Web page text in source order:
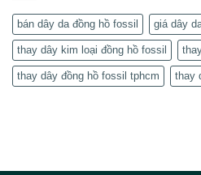
bán dây da đồng hồ fossil giá dây
thay dây kim loại đồng hồ fossil
thay dây đồng hồ fossil tphcm thay